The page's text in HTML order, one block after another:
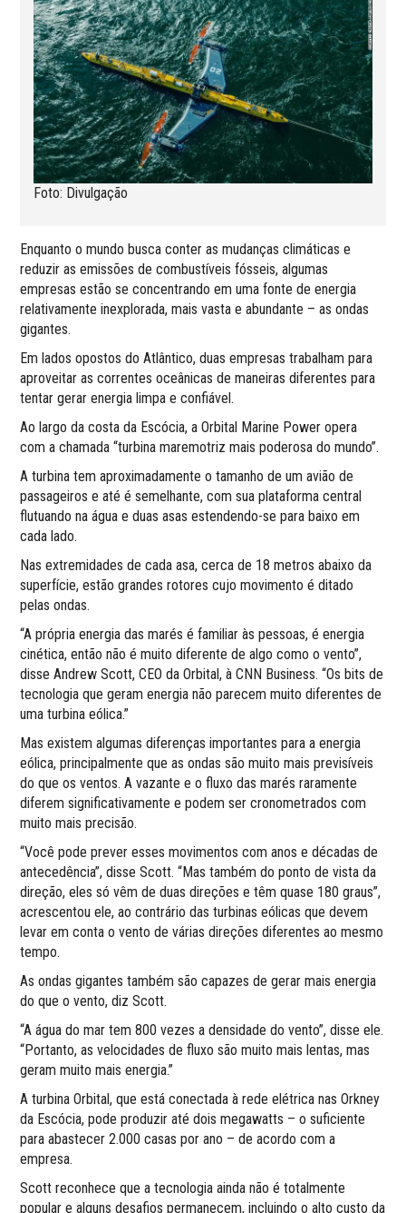
Foto: Divulgação
Enquanto o mundo busca conter as mudanças climáticas e
reduzir as emissões de combustíveis fósseis, algumas
empresas estão se concentrando em uma fonte de energia
relativamente inexplorada, mais vasta e abundante – as ondas
gigantes.
Em lados opostos do Atlântico, duas empresas trabalham para
aproveitar as correntes oceânicas de maneiras diferentes para
tentar gerar energia limpa e confiável.
Ao largo da costa da Escócia, a Orbital Marine Power opera
com a chamada “turbina maremotriz mais poderosa do mundo”.
A turbina tem aproximadamente o tamanho de um avião de
passageiros e até é semelhante, com sua plataforma central
flutuando na água e duas asas estendendo-se para baixo em
cada lado.
Nas extremidades de cada asa, cerca de 18 metros abaixo da
superfície, estão grandes rotores cujo movimento é ditado
pelas ondas.
“A própria energia das marés é familiar às pessoas, é energia
cinética, então não é muito diferente de algo como o vento”,
disse Andrew Scott, CEO da Orbital, à CNN Business. “Os bits de
tecnologia que geram energia não parecem muito diferentes de
uma turbina eólica.”
Mas existem algumas diferenças importantes para a energia
eólica, principalmente que as ondas são muito mais previsíveis
do que os ventos. A vazante e o fluxo das marés raramente
diferem significativamente e podem ser cronometrados com
muito mais precisão.
“Você pode prever esses movimentos com anos e décadas de
antecedência”, disse Scott. “Mas também do ponto de vista da
direção, eles só vêm de duas direções e têm quase 180 graus”,
acrescentou ele, ao contrário das turbinas eólicas que devem
levar em conta o vento de várias direções diferentes ao mesmo
tempo.
As ondas gigantes também são capazes de gerar mais energia
do que o vento, diz Scott.
“A água do mar tem 800 vezes a densidade do vento”, disse ele.
“Portanto, as velocidades de fluxo são muito mais lentas, mas
geram muito mais energia.”
A turbina Orbital, que está conectada à rede elétrica nas Orkney
da Escócia, pode produzir até dois megawatts – o suficiente
para abastecer 2.000 casas por ano – de acordo com a
empresa.
Scott reconhece que a tecnologia ainda não é totalmente
popular e alguns desafios permanecem, incluindo o alto custo da